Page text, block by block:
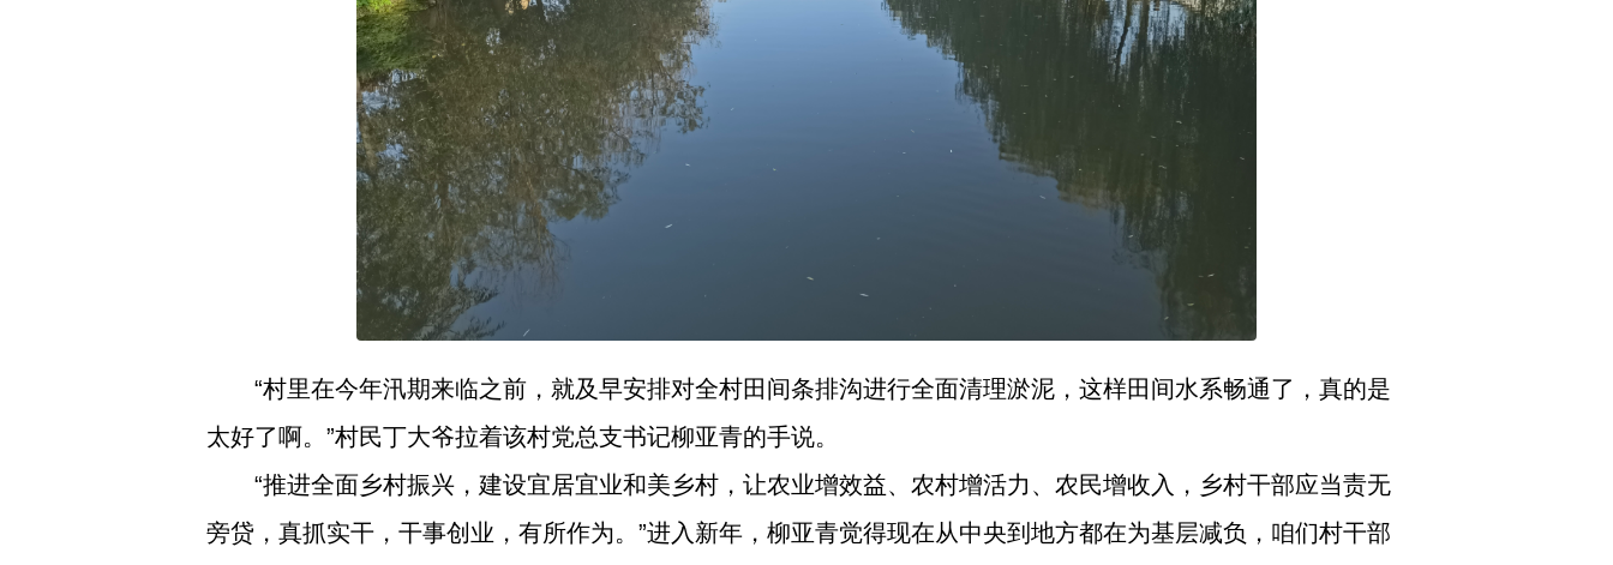
“村里在今年汛期来临之前，就及早安排对全村田间条排沟进行全面清理淤泥，这样田间水系畅通了，真的是
太好了啊。”村民丁大爷拉着该村党总支书记柳亚青的手说。
“推进全面乡村振兴，建设宜居宜业和美乡村，让农业增效益、农村增活力、农民增收入，乡村干部应当责无
旁贷，真抓实干，干事创业，有所作为。”进入新年，柳亚青觉得现在从中央到地方都在为基层减负，咱们村干部